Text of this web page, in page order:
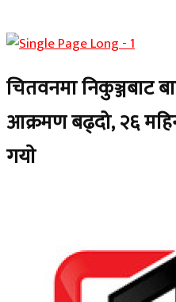
चितवनमा निकुञ्जबाट
आक्रमण बढ्दो, २६
गयाे